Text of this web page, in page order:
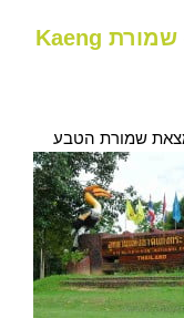
טיפוס על הר Panoen Thung – שמורת Kaeng